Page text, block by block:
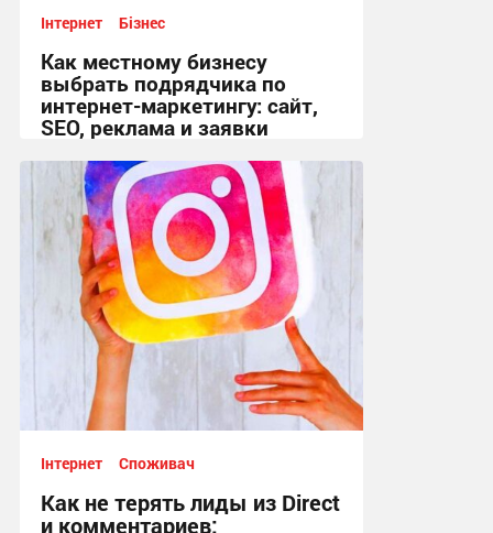
Інтернет Бізнес
Как местному бизнесу
выбрать подрядчика по
интернет-маркетингу: сайт,
SEO, реклама и заявки
18:39, 25.05.2026
Інтернет Споживач
Как не терять лиды из Direct
и комментариев: